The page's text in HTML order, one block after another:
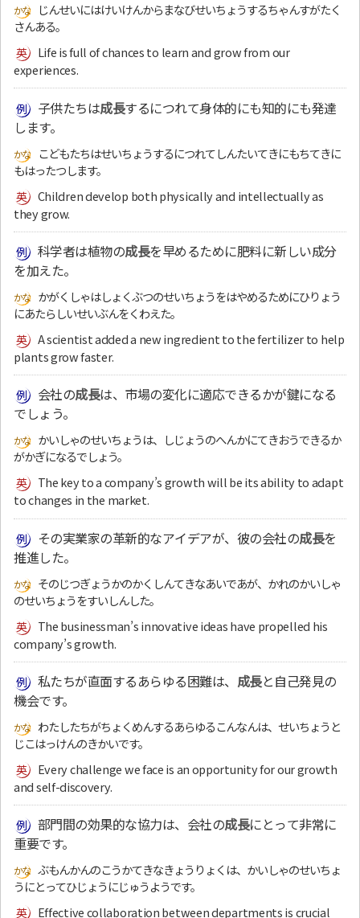
じんせいにはけいけんからまなびせいちょうするちゃんすがたく
さんある。
Life is full of chances to learn and grow from our
experiences.
子供たちは成長するにつれて身体的にも知的にも発達
します。
こどもたちはせいちょうするにつれてしんたいてきにもちてきに
もはったつします。
Children develop both physically and intellectually as
they grow.
科学者は植物の成長を早めるために肥料に新しい成分
を加えた。
かがくしゃはしょくぶつのせいちょうをはやめるためにひりょう
にあたらしいせいぶんをくわえた。
A scientist added a new ingredient to the fertilizer to help
plants grow faster.
会社の成長は、市場の変化に適応できるかが鍵になる
でしょう。
かいしゃのせいちょうは、しじょうのへんかにてきおうできるか
がかぎになるでしょう。
The key to a company’s growth will be its ability to adapt
to changes in the market.
その実業家の革新的なアイデアが、彼の会社の成長を
推進した。
そのじつぎょうかのかくしんてきなあいであが、かれのかいしゃ
のせいちょうをすいしんした。
The businessman’s innovative ideas have propelled his
company’s growth.
私たちが直面するあらゆる困難は、 成長と自己発見の
機会です。
わたしたちがちょくめんするあらゆるこんなんは、せいちょうと
じこはっけんのきかいです。
Every challenge we face is an opportunity for our growth
and self-discovery.
部門間の効果的な協力は、会社の成長にとって非常に
重要です。
ぶもんかんのこうかてきなきょうりょくは、かいしゃのせいちょ
うにとってひじょうにじゅうようです。
Effective collaboration between departments is crucial